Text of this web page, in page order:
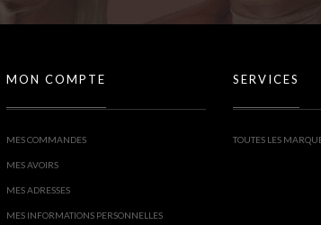
MON COMPTE
MES COMMANDES
MES AVOIRS
MES ADRESSES
MES INFORMATIONS PERSONNELLES
SERVICES
TOUTES LES